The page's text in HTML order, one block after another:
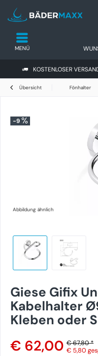
KOSTENLOSER
MENÜ
Übersicht Fönhalter
-9
Abbildung ähnlich
Giese Gifix
Kabelhalter
Kleben oder
€ 62,00 € 67,80 *
€ 5,80